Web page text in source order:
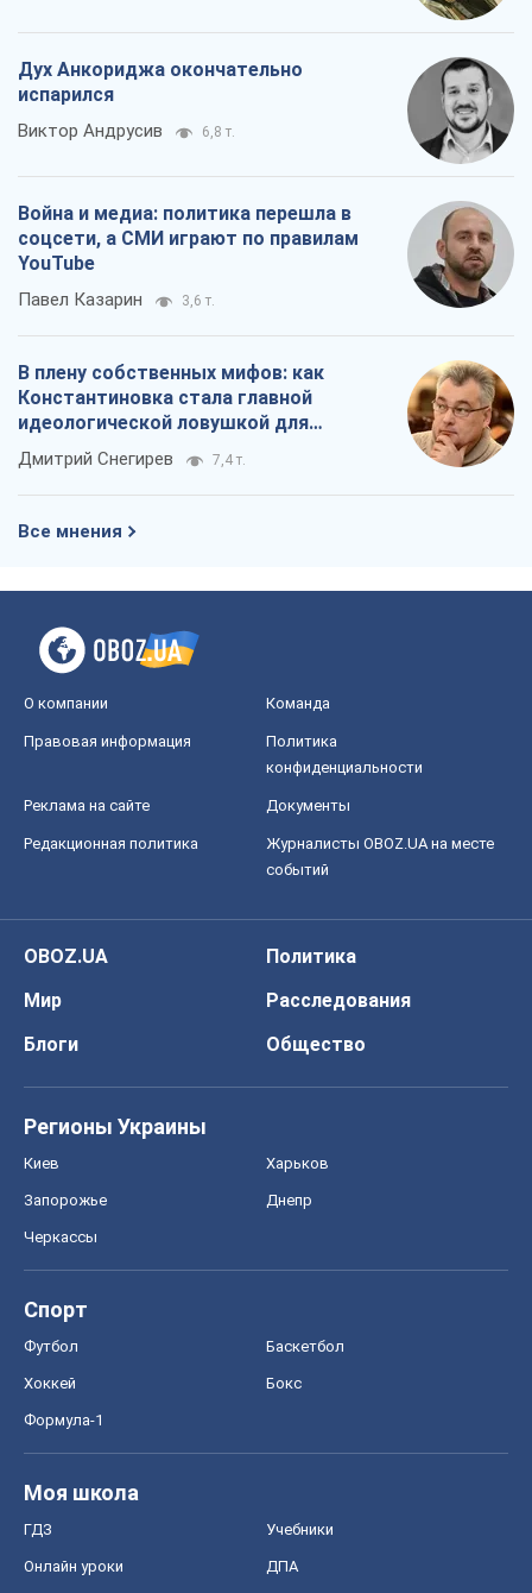
Дух Анкориджа окончательно
испарился
Виктор Андрусив 6,8 т.
Война и медиа: политика перешла в
соцсети, а СМИ играют по правилам
YouTube
Павел Казарин 3,6 т.
В плену собственных мифов: как
Константиновка стала главной
идеологической ловушкой для
российских оккупантов
Дмитрий Снегирев 7,4 т.
Все мнения
О компании Команда
Правовая информация
Политика
конфиденциальности
Реклама на сайте Документы
Редакционная политика
Журналисты OBOZ.UA на месте
событий
OBOZ.UA
Политика
Мир
Расследования
Блоги
Общество
Регионы Украины
Киев Харьков
Запорожье Днепр
Черкассы
Спорт
Футбол Баскетбол
Хоккей Бокс
Формула-1
Моя школа
ГДЗ Учебники
Онлайн уроки ДПА